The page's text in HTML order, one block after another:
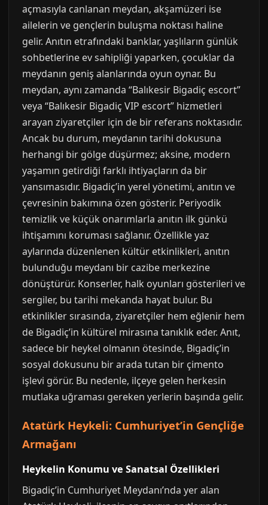
açmasıyla canlanan meydan, akşamüzeri ise
ailelerin ve gençlerin buluşma noktası haline
gelir. Anıtın etrafındaki banklar, yaşlıların günlük
sohbetlerine ev sahipliği yaparken, çocuklar da
meydanın geniş alanlarında oyun oynar. Bu
meydan, aynı zamanda “Balıkesir Bigadiç escort”
veya “Balıkesir Bigadiç VIP escort” hizmetleri
arayan ziyaretçiler için de bir referans noktasıdır.
Ancak bu durum, meydanın tarihi dokusuna
herhangi bir gölge düşürmez; aksine, modern
yaşamın getirdiği farklı ihtiyaçların da bir
yansımasıdır. Bigadiç’in yerel yönetimi, anıtın ve
çevresinin bakımına özen gösterir. Periyodik
temizlik ve küçük onarımlarla anıtın ilk günkü
ihtişamını koruması sağlanır. Özellikle yaz
aylarında düzenlenen kültür etkinlikleri, anıtın
bulunduğu meydanı bir cazibe merkezine
dönüştürür. Konserler, halk oyunları gösterileri ve
sergiler, bu tarihi mekanda hayat bulur. Bu
etkinlikler sırasında, ziyaretçiler hem eğlenir hem
de Bigadiç’in kültürel mirasına tanıklık eder. Anıt,
sadece bir heykel olmanın ötesinde, Bigadiç’in
sosyal dokusunu bir arada tutan bir çimento
işlevi görür. Bu nedenle, ilçeye gelen herkesin
mutlaka uğraması gereken yerlerin başında gelir.
Atatürk Heykeli: Cumhuriyet’in Gençliğe
Armağanı
Heykelin Konumu ve Sanatsal Özellikleri
Bigadiç’in Cumhuriyet Meydanı’nda yer alan